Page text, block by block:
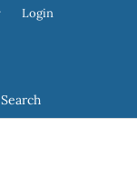
Search
Login